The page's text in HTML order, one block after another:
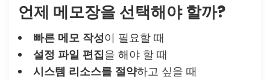
언제 메모장을 선택해야 할까?
빠른 메모 작성이 필요할 때
설정 파일 편집을 해야 할 때
시스템 리소스를 절약하고 싶을 때